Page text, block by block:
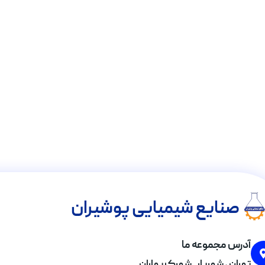
صنایع شیمیایی پوشیران
آدرس مجموعه ما